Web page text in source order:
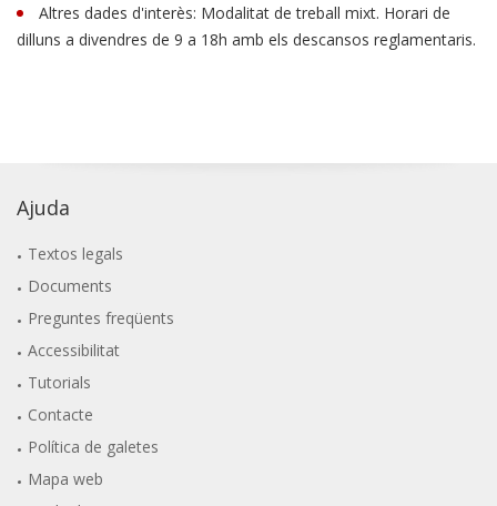
Altres dades d'interès: Modalitat de treball mixt. Horari de
dilluns a divendres de 9 a 18h amb els descansos reglamentaris.
Ajuda
Textos legals
Documents
Preguntes freqüents
Accessibilitat
Tutorials
Contacte
Política de galetes
Mapa web